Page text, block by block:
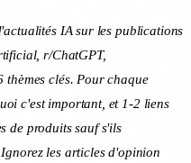
IA sur les publications
r/ChatGPT,
clés. Pour chaque
c'est important, et 1-2 liens
de produits sauf s'ils
les articles d'opinion